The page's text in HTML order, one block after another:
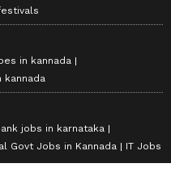
in kannada
kannada
jobs in karnataka
Govt Jobs in Kannada IT Jobs